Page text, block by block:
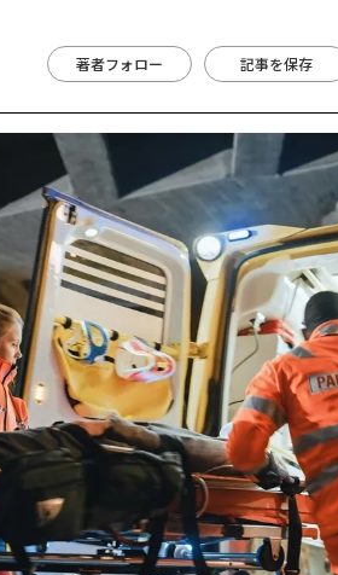
著者フォロー 記事を保存